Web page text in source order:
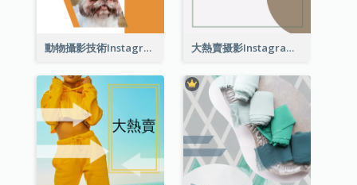
動物攝影技術Instagram限時動態 大熱賣摄影Instagram限時動態